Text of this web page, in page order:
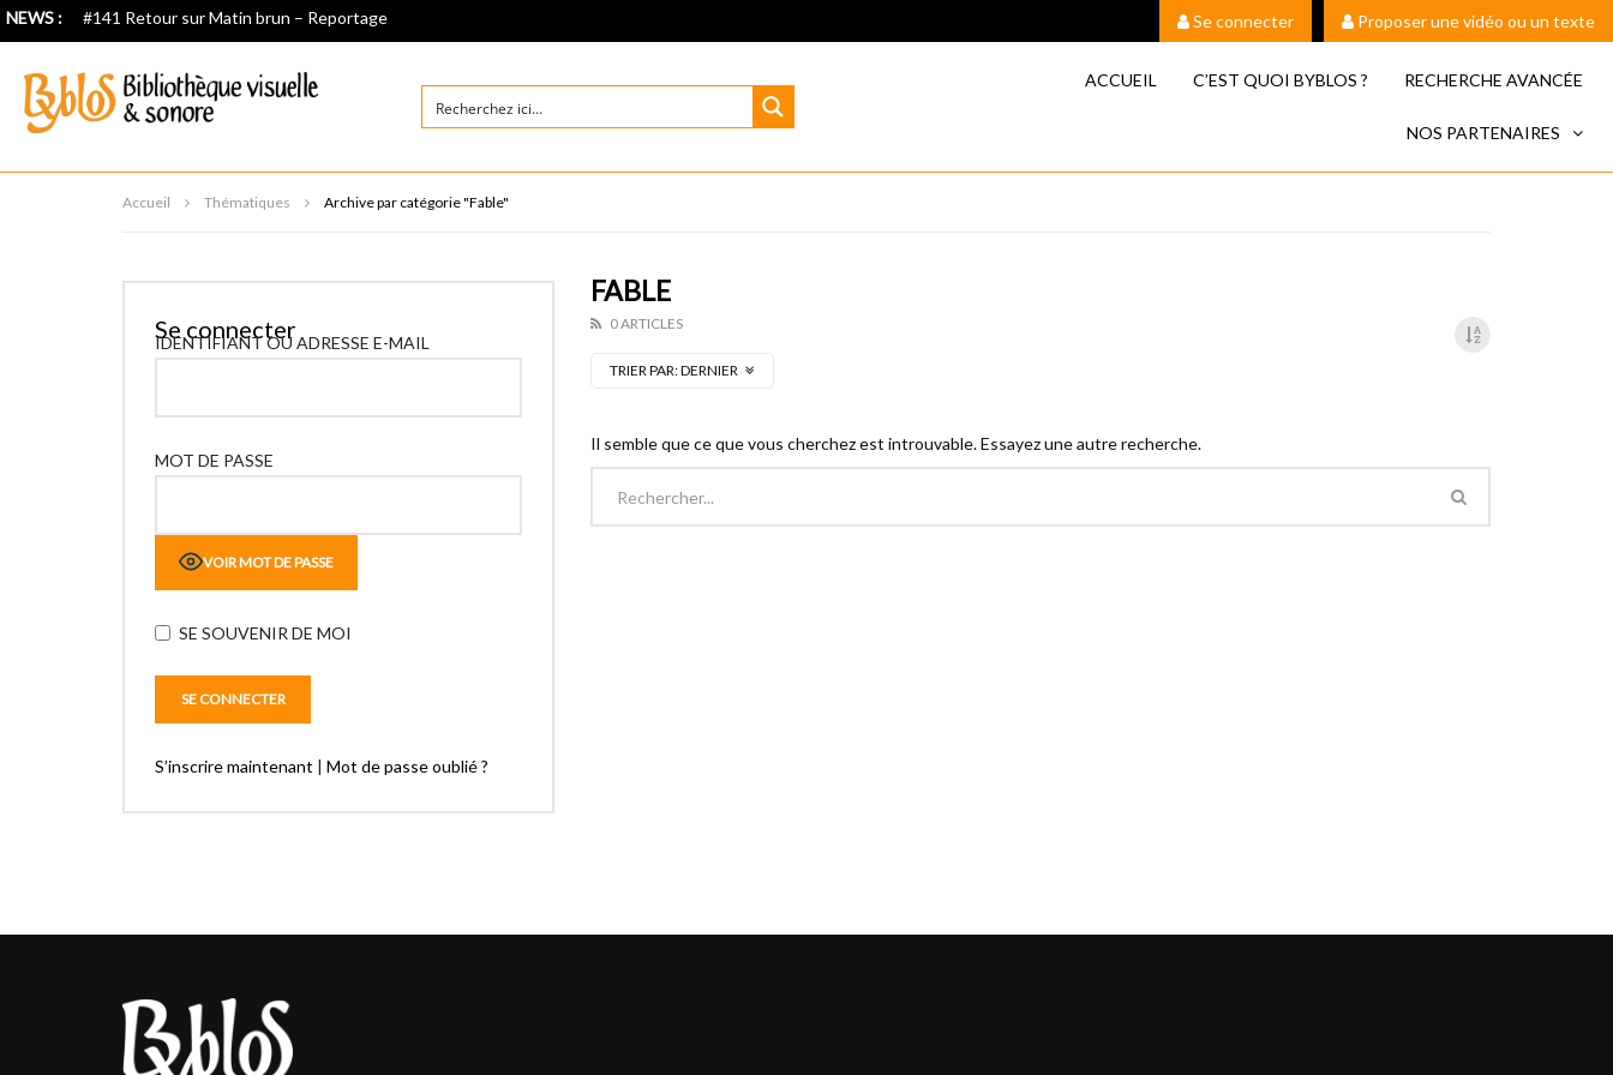
NEWS : #141 Retour sur Matin brun – Reportage Se connecter Proposer une vidéo ou un texte
ACCUEIL C’EST QUOI BYBLOS ? RECHERCHE AVANCÉE
NOS PARTENAIRES
Accueil Thématiques Archive par catégorie "Fable"
FABLE
0 ARTICLES
TRIER PAR:DERNIER
Il semble que ce que vous cherchez est introuvable. Essayez une autre recherche.
Se connecter
IDENTIFIANT OU ADRESSE E-MAIL
MOT DE PASSE
VOIR MOT DE PASSE
SE SOUVENIR DE MOI
S’inscrire maintenant | Mot de passe oublié ?